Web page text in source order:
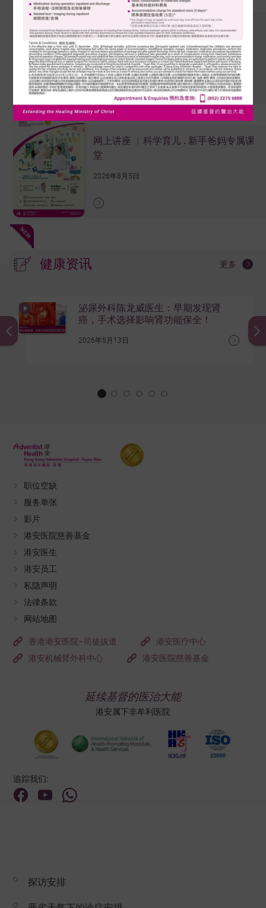
港安儿童健康守护专线
2026年6月1日
网上讲座 ︳科学育儿 . 新手爸妈专属课
堂
2026年8月5日
健康资讯 更多
泌尿外科陈龙威医生：早期发现肾
癌，手术选择影响肾功能保全！
2026年5月13日
职位空缺
服务单张
影片
港安医院慈善基金
港安医生
港安员工
私隐声明
法律条款
网站地图
香港港安医院–司徒拔道
港安医疗中心
港安机械臂外科中心
港安医院慈善基金
延续基督的医治大能
港安属下非牟利医院
追踪我们:
© 2026 版权所有 © 港安医疗 保留一切权利
探访安排